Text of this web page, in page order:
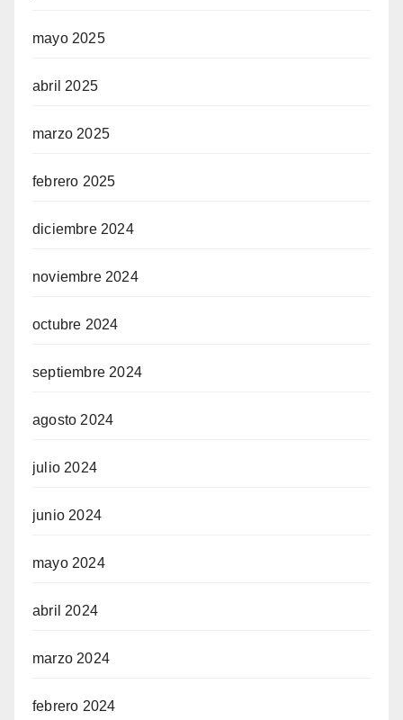
mayo 2025
abril 2025
marzo 2025
febrero 2025
diciembre 2024
noviembre 2024
octubre 2024
septiembre 2024
agosto 2024
julio 2024
junio 2024
mayo 2024
abril 2024
marzo 2024
febrero 2024